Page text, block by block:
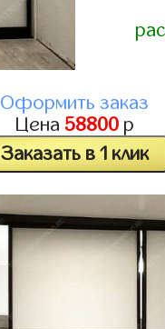
Оформить заказ
Цена 58800 р
Заказать в 1 клик